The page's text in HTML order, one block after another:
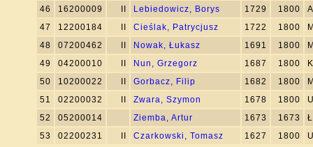
46
16200009 Lebiedowicz, Borys 1729 1800
47
12200184 Cieślak, Patrycjusz 1722 1800
48
07200462 Nowak, Łukasz 1691 1800
49
04200010 Nun, Grzegorz 1687 1800
50
10200022 Gorbacz, Filip 1682 1800
51
02200032 Zwara, Szymon 1678 1800
52
05200014 Ziemba, Artur 1673 1673
53
02200231 Czarkowski, Tomasz 1627 1800